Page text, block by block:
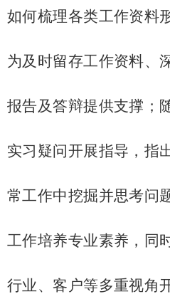
如何梳理各类工作资料
为及时留存工作资料、
报告及答辩提供支撑；
实习疑问开展指导，指
常工作中挖掘并思考问
工作培养专业素养，同
行业、客户等多重视角